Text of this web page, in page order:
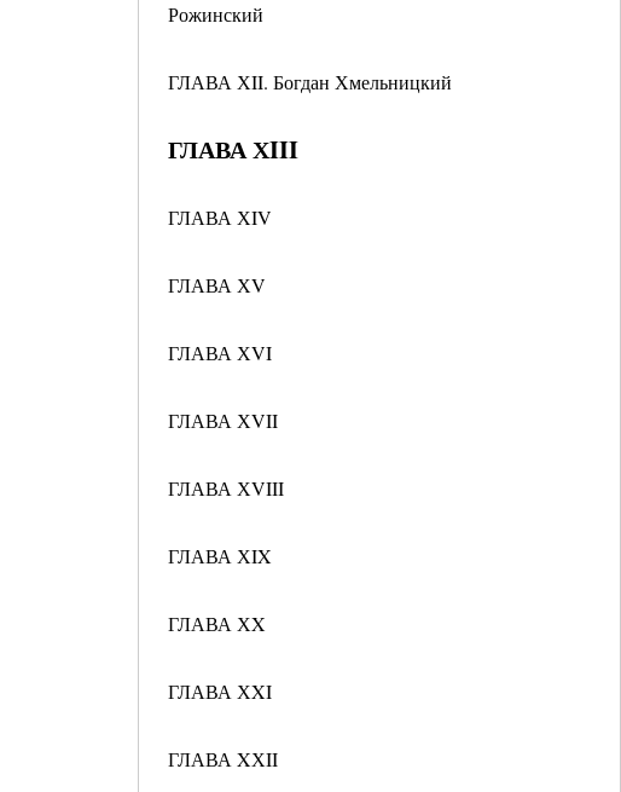
Рожинский
ГЛАВА ХII. Богдан Хмельницкий
ГЛАВА ХIII
ГЛАВА ХIV
ГЛАВА ХV
ГЛАВА ХVI
ГЛАВА ХVII
ГЛАВА ХVIII
ГЛАВА ХIX
ГЛАВА ХX
ГЛАВА ХXI
ГЛАВА XХII